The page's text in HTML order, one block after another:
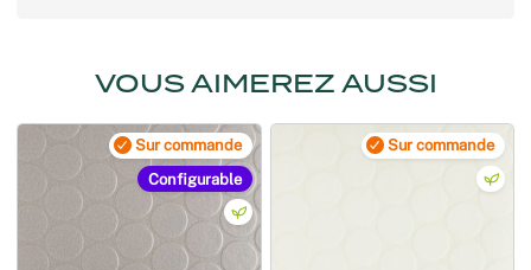
VOUS AIMEREZ AUSSI
Configurable
Sur commande Sur commande